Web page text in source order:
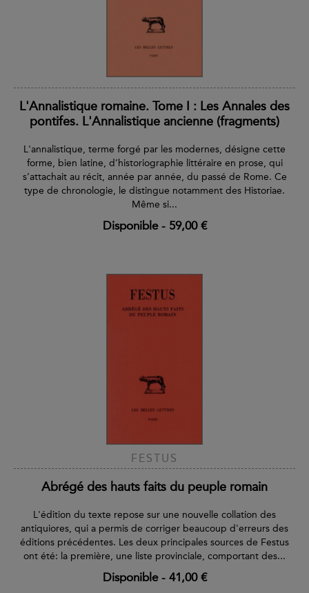
L'Annalistique romaine. Tome I : Les Annales des
pontifes. L'Annalistique ancienne (fragments)
L'annalistique, terme forgé par les modernes, désigne cette
forme, bien latine, d’historiographie littéraire en prose, qui
s’attachait au récit, année par année, du passé de Rome. Ce
type de chronologie, le distingue notamment des Historiae.
Même si...
Disponible- 59,00 €
FESTUS
Abrégé des hauts faits du peuple romain
L'édition du texte repose sur une nouvelle collation des
antiquiores, qui a permis de corriger beaucoup d'erreurs des
éditions précédentes. Les deux principales sources de Festus
ont été: la première, une liste provinciale, comportant des...
Disponible- 41,00 €